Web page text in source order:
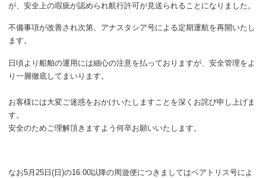
が、安全上の瑕疵が認められ航行許可が見送られることになりました。
不備事項が改善され次第、アナスタシア号による定期運航を再開いたし
ます。
日頃より船舶の運用には細心の注意を払っておりますが、安全管理をよ
り一層徹底してまいります。
お客様には大変ご迷惑をおかけいたしますことを深くお詫び申し上げま
す。
安全のためご理解頂きますよう何卒お願いいたします。
なお5月25日(日)の16:00以降の周遊便につきましてはベアトリス号によ